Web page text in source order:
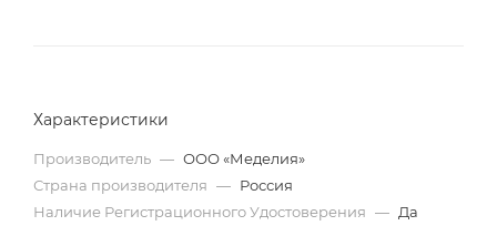
Характеристики
Производитель — ООО «Меделия»
Страна производителя — Россия
Наличие Регистрационного Удостоверения — Да